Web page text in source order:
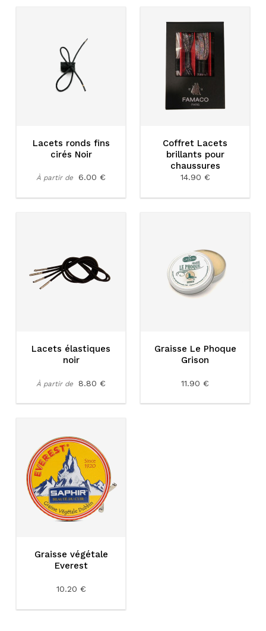
Lacets ronds fins
cirés Noir
À partir de 6.00 €
Coffret Lacets
brillants pour
chaussures
14.90 €
Lacets élastiques
noir
À partir de 8.80 €
Graisse Le Phoque
Grison
11.90 €
Graisse végétale
Everest
10.20 €